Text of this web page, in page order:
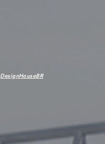
DesignHouseBR